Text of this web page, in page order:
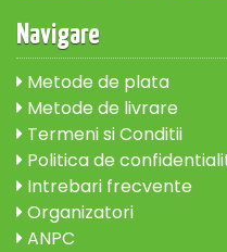
Navigare
Metode de plata
Metode de livrare
Termeni si Conditii
Politica de
Intrebari frecvente
Organizatori
ANPC